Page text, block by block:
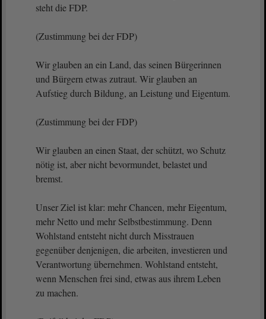
steht die FDP.
(Zustimmung bei der FDP)
Wir glauben an ein Land, das seinen Bürgerinnen
und Bürgern etwas zutraut. Wir glauben an
Aufstieg durch Bildung, an Leistung und Eigentum.
(Zustimmung bei der FDP)
Wir glauben an einen Staat, der schützt, wo Schutz
nötig ist, aber nicht bevormundet, belastet und
bremst.
Unser Ziel ist klar: mehr Chancen, mehr Eigentum,
mehr Netto und mehr Selbstbestimmung. Denn
Wohlstand entsteht nicht durch Misstrauen
gegenüber denjenigen, die arbeiten, investieren und
Verantwortung übernehmen. Wohlstand entsteht,
wenn Menschen frei sind, etwas aus ihrem Leben
zu machen.